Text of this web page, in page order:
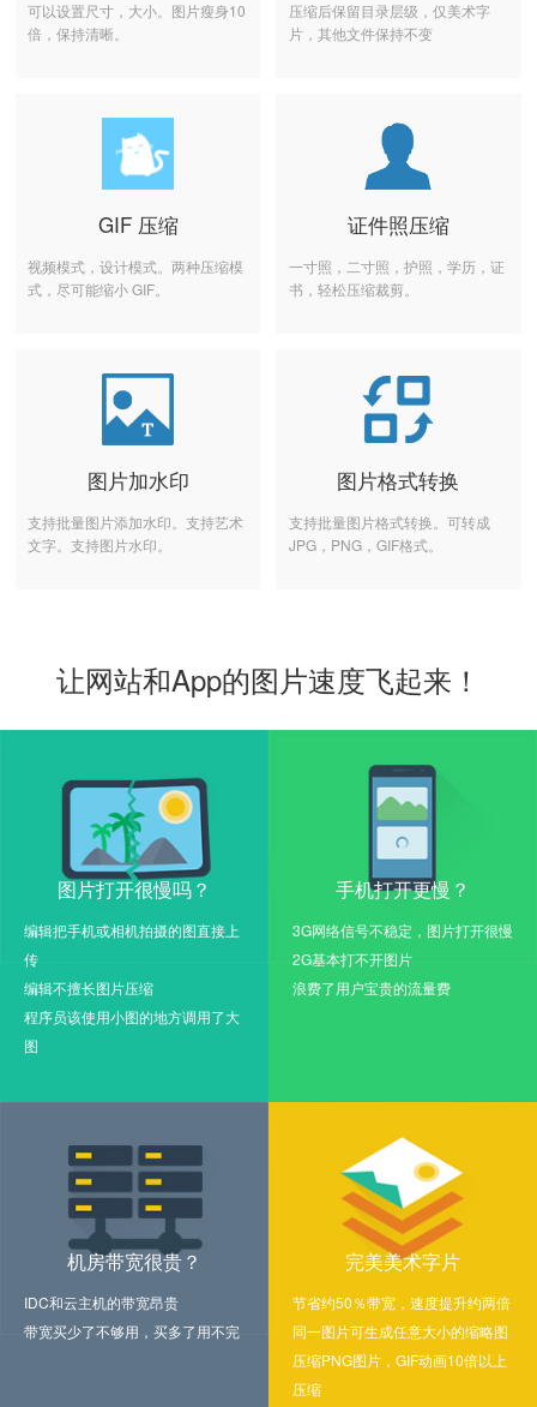
可以设置尺寸，大小。图片瘦身10
倍，保持清晰。
压缩后保留目录层级，仅美术字
片，其他文件保持不变
GIF 压缩
视频模式，设计模式。两种压缩模
式，尽可能缩小 GIF。
证件照压缩
一寸照，二寸照，护照，学历，证
书，轻松压缩裁剪。
图片加水印
支持批量图片添加水印。支持艺术
文字。支持图片水印。
图片格式转换
支持批量图片格式转换。可转成
JPG，PNG，GIF格式。
让网站和App的图片速度飞起来！
图片打开很慢吗？
编辑把手机或相机拍摄的图直接上
传
编辑不擅长图片压缩
程序员该使用小图的地方调用了大
图
手机打开更慢？
3G网络信号不稳定，图片打开很慢
2G基本打不开图片
浪费了用户宝贵的流量费
机房带宽很贵？
IDC和云主机的带宽昂贵
带宽买少了不够用，买多了用不完
完美美术字片
节省约50％带宽，速度提升约两倍
同一图片可生成任意大小的缩略图
压缩PNG图片，GIF动画10倍以上
压缩